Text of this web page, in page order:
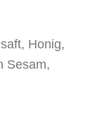
Honig,
Sesam,